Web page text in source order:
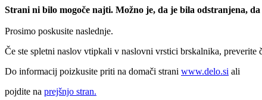
Strani ni bilo mogoče najti. Možno je, da je bila odstranjena,
Prosimo poskusite naslednje.
Če ste spletni naslov vtipkali v naslovni vrstici brskalnika, preverite
Do informacij poizkusite priti na domači strani www.delo.si ali
pojdite na prejšnjo stran.